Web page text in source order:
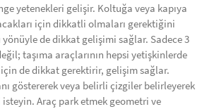
yetenekleri gelişir. Koltuğa veya kapıya
için dikkatli olmaları gerektiğini
de dikkat gelişimi sağlar. Sadece 3
taşıma araçlarının hepsi yetişkinlerde
de dikkat gerektirir, gelişim sağlar.
göstererek veya belirli çizgiler belirleyerek
isteyin. Araç park etmek geometri ve